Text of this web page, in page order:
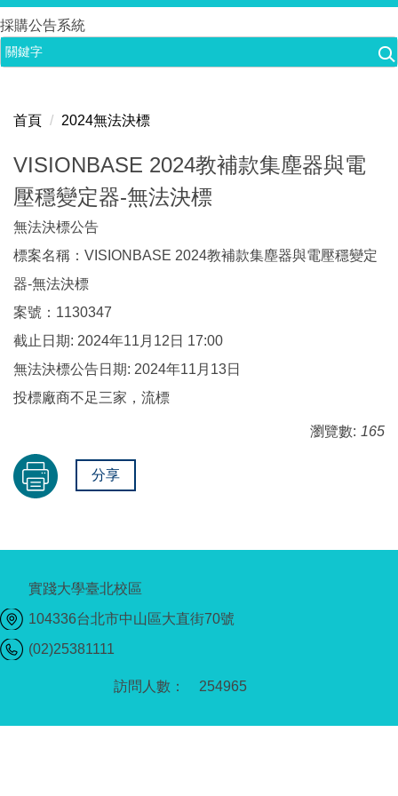
跳
到
主
容
採購公告系統
首頁 2024無法決標
VISIONBASE 2024教補款集塵器與電
壓穩變定器-無法決標
無法決標公告
標案名稱：VISIONBASE 2024教補款集塵器與電壓穩變定
器-無法決標
案號：1130347
截止日期: 2024年11月12日 17:00
無法決標公告日期: 2024年11月13日
投標廠商不足三家，流標
瀏覽數: 165
分享
254965
實踐大學臺北校區
104336台北市中山區大直街70號
(02)25381111